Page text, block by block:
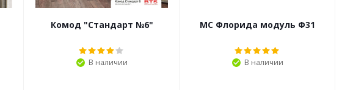
Комод "Стандарт №6"
В наличии
МС Флорида модуль Ф31
В наличии